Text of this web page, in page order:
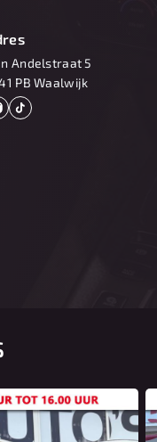
Andelstraat 5
PB Waalwijk